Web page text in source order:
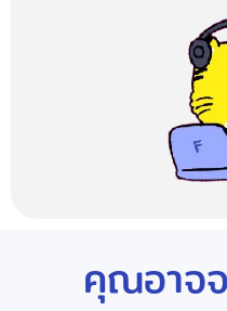
คุณอาจ